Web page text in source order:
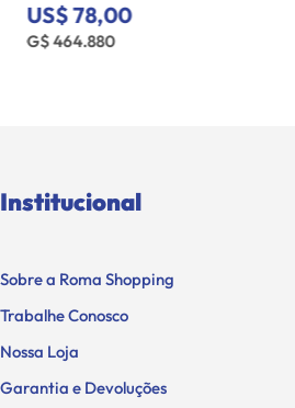
US$ 78,00
G$ 464.880
Institucional
Sobre a Roma Shopping
Trabalhe Conosco
Nossa Loja
Garantia e Devoluções